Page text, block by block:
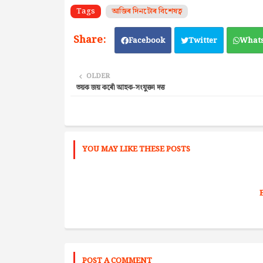
Tags আজিৰ দিনটোৰ বিশেষত্ব
Facebook Twitter
OLDER
ভয়ক জয় কৰোঁ আহক-সংযুক্তা দত্ত
YOU MAY LIKE THESE POSTS